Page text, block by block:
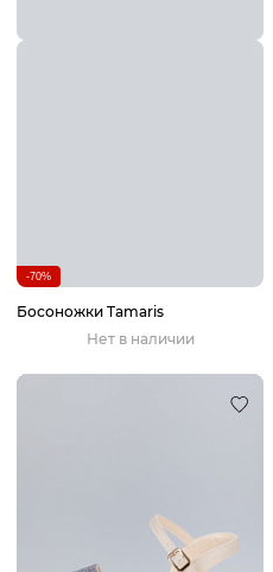
-70%
Босоножки Tamaris
Нет в наличии